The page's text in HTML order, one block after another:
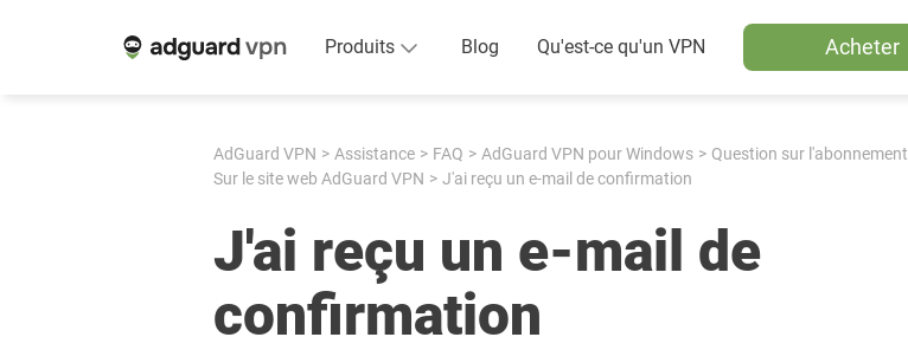
Produits Blog Qu'est-ce qu'un VPN Acheter
AdGuard VPN Assistance FAQ AdGuard VPN pour Windows Question sur l'abonnement
Sur le site web AdGuard VPN
J'ai reçu un e-mail de confirmation
J'ai reçu un e-mail de
confirmation